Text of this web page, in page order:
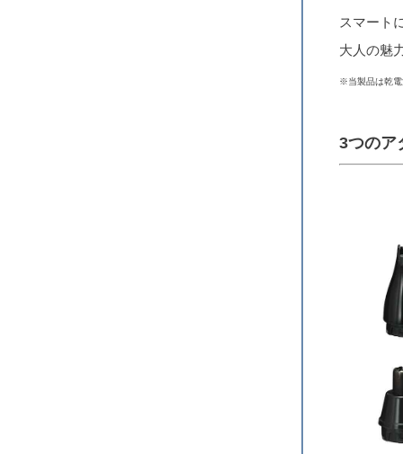
スマート
大人の魅
※当製品は乾電
3つのア